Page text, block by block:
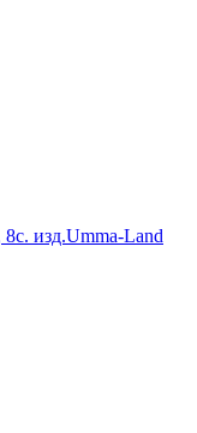
изд.Umma-Land